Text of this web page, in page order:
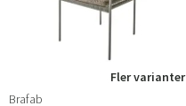
Fler varianter
Brafab